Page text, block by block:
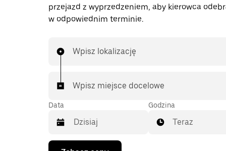
przejazd z wyprzedzeniem, aby kierowca
w odpowiednim terminie.
Wpisz lokalizację
Wpisz miejsce docelowe
Data
Naciśnij
Godzina
Teraz